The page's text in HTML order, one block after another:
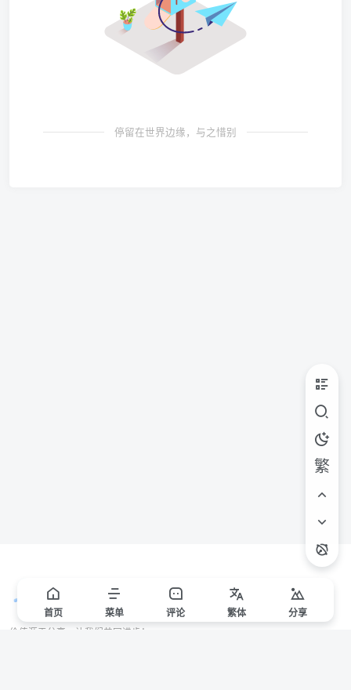
停留在世界边缘，与之惜别
繁
首页 菜单 评论 繁体 分享
价值源于分享，让我们共同进步！